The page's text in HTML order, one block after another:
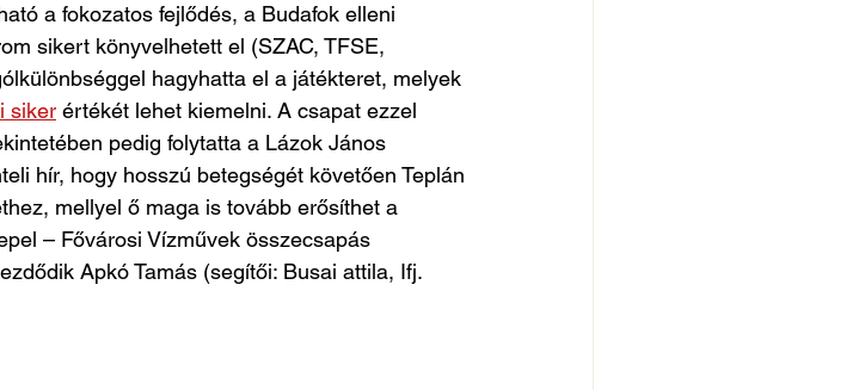
a fokozatos fejlődés, a Budafok elleni
sikert könyvelhetett el (SZAC, TFSE,
hagyhatta el a játékteret, melyek
siker értékét lehet kiemelni. A csapat ezzel
pedig folytatta a Lázok János
hír, hogy hosszú betegségét követően Teplán
mellyel ő maga is tovább erősíthet a
– Fővárosi Vízművek összecsapás
Apkó Tamás (segítői: Busai attila, Ifj.